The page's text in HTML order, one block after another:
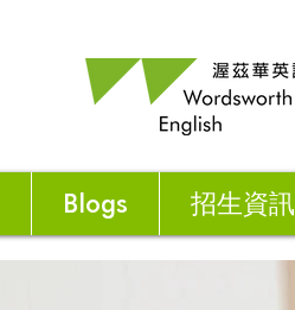
Blogs 招生資訊